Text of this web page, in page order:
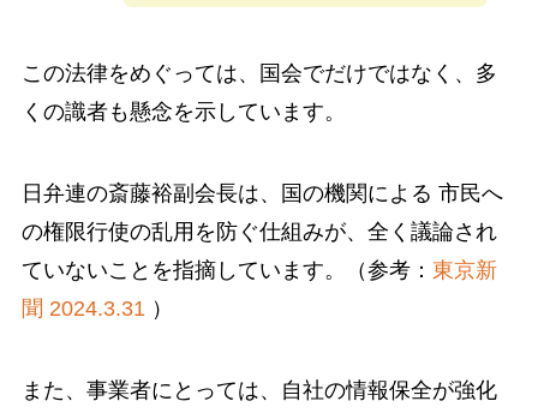
この法律をめぐっては、国会でだけではなく、多
くの識者も懸念を示しています。
日弁連の斎藤裕副会長は、国の機関による 市民へ
の権限行使の乱用を防ぐ仕組みが、全く議論され
ていないことを指摘しています。（参考： 東京新
聞 2024.3.31）
また、事業者にとっては、自社の情報保全が強化